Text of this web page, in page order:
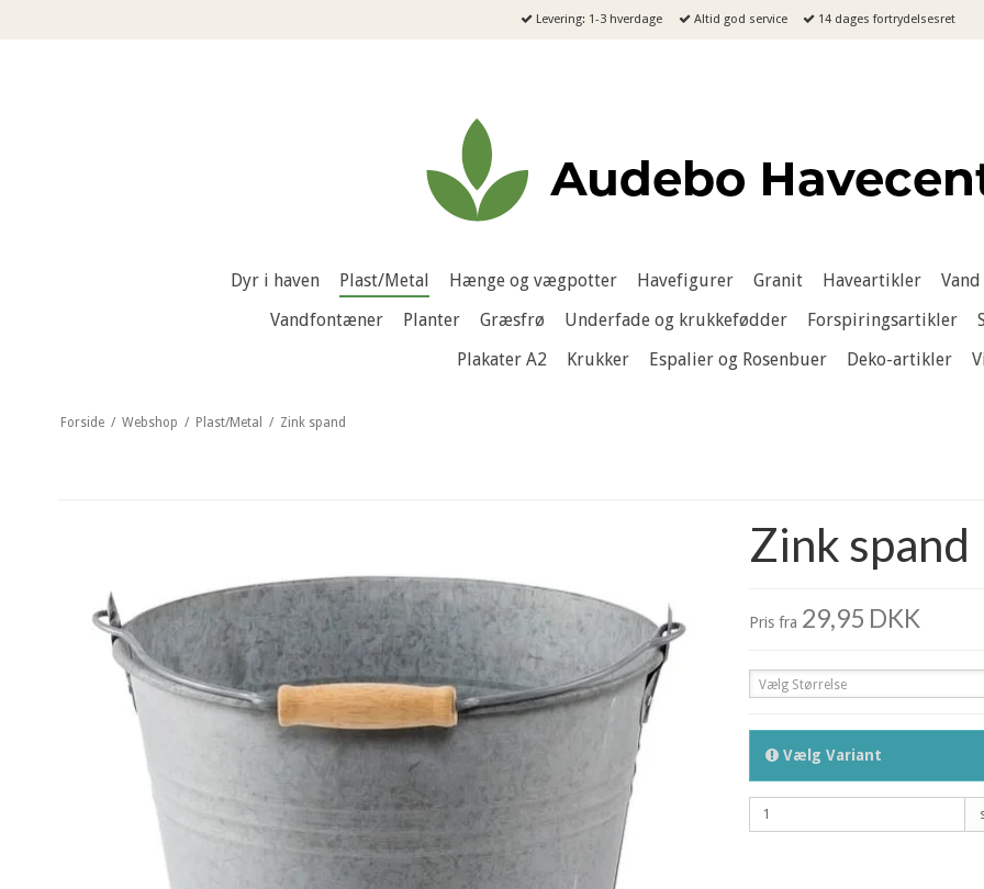
Levering: 1-3 hverdage Altid god service 14 dages fortrydelsesret
Dyr i haven Plast/Metal Hænge og vægpotter Havefigurer Granit Haveartikler
Vandfontæner
Planter Græsfrø Underfade og krukkefødder Forspiringsartikler
Plakater A2
Krukker Espalier og Rosenbuer Deko-artikler
Forside / Webshop / Plast/Metal / Zink spand
Zink spand
Pris fra 29,95 DKK
Vælg Størrelse
Vælg Variant